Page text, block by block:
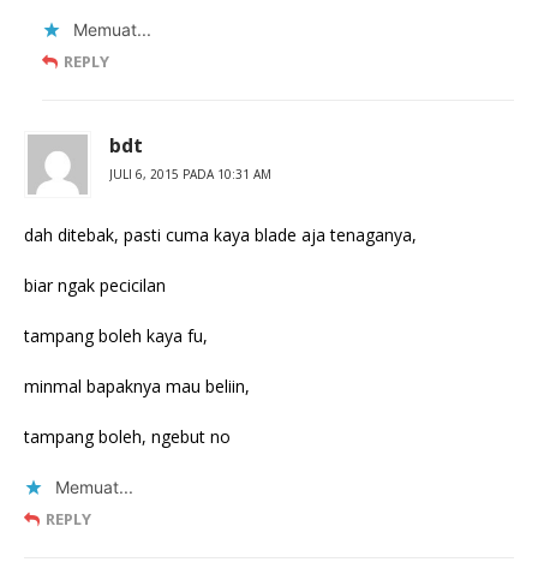
Memuat...
REPLY
bdt
JULI 6, 2015 PADA 10:31 AM
dah ditebak, pasti cuma kaya blade aja tenaganya,
biar ngak pecicilan
tampang boleh kaya fu,
minmal bapaknya mau beliin,
tampang boleh, ngebut no
Memuat...
REPLY